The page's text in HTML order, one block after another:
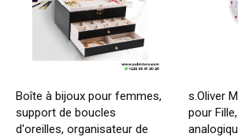
Boîte à bijoux pour femmes,
support de boucles
d'oreilles, organisateur de
s.Oliver
pour